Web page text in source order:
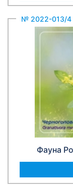
№ 2022-013/4
Фауна